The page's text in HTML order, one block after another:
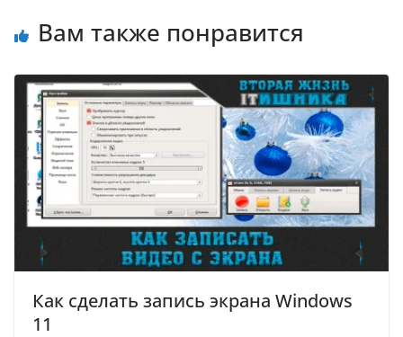
Вам также понравится
Как сделать запись экрана Windows
11